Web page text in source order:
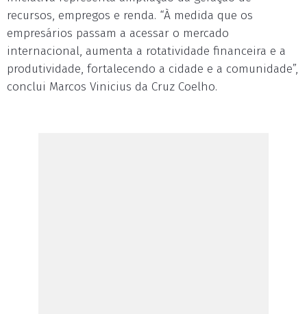
recursos, empregos e renda. “À medida que os
empresários passam a acessar o mercado
internacional, aumenta a rotatividade financeira e a
produtividade, fortalecendo a cidade e a comunidade”,
conclui Marcos Vinicius da Cruz Coelho.